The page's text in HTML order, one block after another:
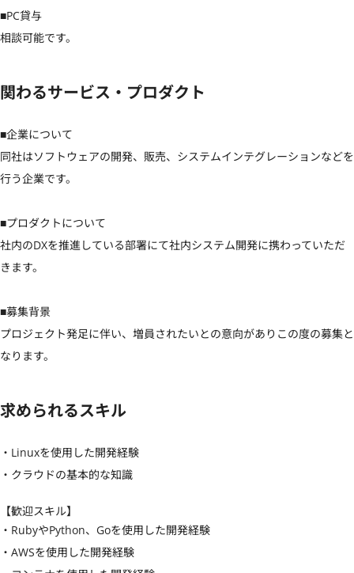
■PC貸与
相談可能です。
関わるサービス・プロダクト
■企業について
同社はソフトウェアの開発、販売、システムインテグレーションなどを
行う企業です。
■プロダクトについて
社内のDXを推進している部署にて社内システム開発に携わっていただ
きます。
■募集背景
プロジェクト発足に伴い、増員されたいとの意向がありこの度の募集と
なります。
求められるスキル
・Linuxを使用した開発経験
・クラウドの基本的な知識
【歓迎スキル】
・RubyやPython、Goを使用した開発経験
・AWSを使用した開発経験